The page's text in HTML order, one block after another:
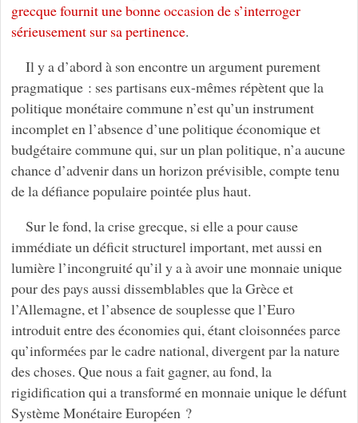
grecque fournit une bonne occasion de s’interroger
sérieusement sur sa pertinence.
Il y a d’abord à son encontre un argument purement
pragmatique : ses partisans eux-mêmes répètent que la
politique monétaire commune n’est qu’un instrument
incomplet en l’absence d’une politique économique et
budgétaire commune qui, sur un plan politique, n’a aucune
chance d’advenir dans un horizon prévisible, compte tenu
de la défiance populaire pointée plus haut.
Sur le fond, la crise grecque, si elle a pour cause
immédiate un déficit structurel important, met aussi en
lumière l’incongruité qu’il y a à avoir une monnaie unique
pour des pays aussi dissemblables que la Grèce et
l’Allemagne, et l’absence de souplesse que l’Euro
introduit entre des économies qui, étant cloisonnées parce
qu’informées par le cadre national, divergent par la nature
des choses. Que nous a fait gagner, au fond, la
rigidification qui a transformé en monnaie unique le défunt
Système Monétaire Européen ?